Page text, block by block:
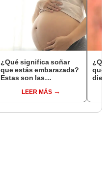
¿Qué significa soñar
que estás embarazada?
Estas son las
comunesLEER MÁS
que